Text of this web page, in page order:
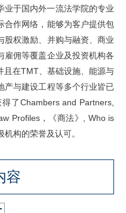
业于国内外一流法学院的专业
合作网络，能够为客户提供包
股权激励、并购与融资、商业
雇佣等覆盖企业及投资机构各
且在TMT、基础设施、能源与
产与建设工程等多个行业皆已
了Chambers and Partners,
Profiles，《商法》, Who is
构的荣誉及认可。
容